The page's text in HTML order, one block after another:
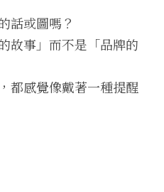
話或圖嗎？
故事」而不是「品牌的
都感覺像戴著一種提醒